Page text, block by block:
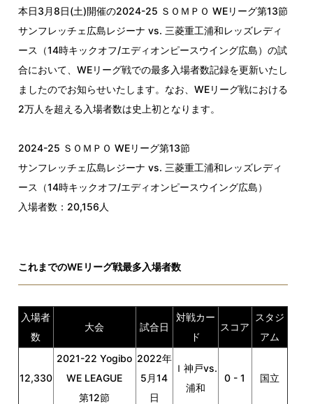
本日3月8日(土)開催の2024-25 ＳＯＭＰＯ WEリーグ第13節
サンフレッチェ広島レジーナ vs. 三菱重工浦和レッズレディ
ース（14時キックオフ/エディオンピースウイング広島）の試
合において、WEリーグ戦での最多入場者数記録を更新いたし
ましたのでお知らせいたします。なお、 WEリーグ戦における
2万人を超える入場者数は史上初となります。
2024-25 ＳＯＭＰＯ WEリーグ第13節
サンフレッチェ広島レジーナ vs. 三菱重工浦和レッズレディ
ース（14時キックオフ/エディオンピースウイング広島）
入場者数：20,156人
これまでのWEリーグ戦最多入場者数
入場者
数
大会 試合日
対戦カー
ド
スコア
スタジ
アム
12,330
2021-22 Yogibo
WE LEAGUE
第12節
2022年
5月14
日
Ｉ神戸vs.
浦和
0 - 1 国立